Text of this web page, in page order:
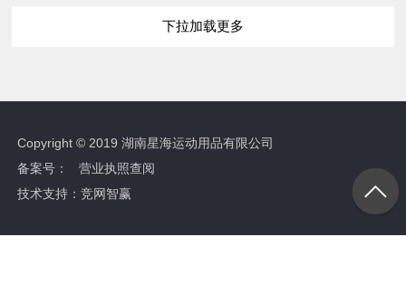
下拉加载更多
Copyright © 2019 湖南星海运动用品有限公司
备案号：
营业执照查阅
技术支持：竞网智赢